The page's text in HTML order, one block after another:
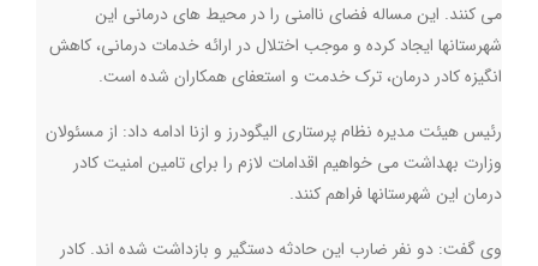
می کنند. این مساله فضای ناامنی را در محیط های درمانی این
شهرستانها ایجاد کرده و موجب اختلال در ارائه خدمات درمانی، کاهش
انگیزه کادر درمان، ترک خدمت و استعفای همکاران شده است.
رئیس هیئت مدیره نظام پرستاری الیگودرز و ازنا ادامه داد: از مسئولان
وزارت بهداشت می خواهیم اقدامات لازم را برای تامین امنیت کادر
درمان این شهرستانها فراهم کنند.
وی گفت: دو نفر ضارب این حادثه دستگیر و بازداشت شده اند. کادر